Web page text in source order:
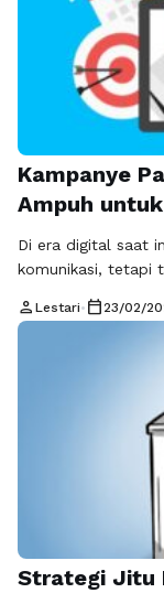
Kampanye
Ampuh
Di era digital saat
komunikasi, tetapi
memenangkan
medsos kini
yang ingin
Dengan strategi
Baca Selengkapnya
person Lestari• calendar_today 23/02/
Strategi Jitu